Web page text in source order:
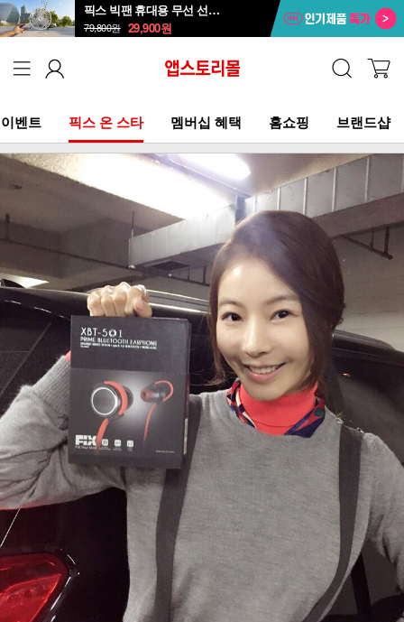
픽스 빅팬 휴대용 무선 선풍기 XPF-702
79,800원 29,900원
이벤트 픽스 온 스타 멤버십 혜택 홈쇼핑 브랜드샵